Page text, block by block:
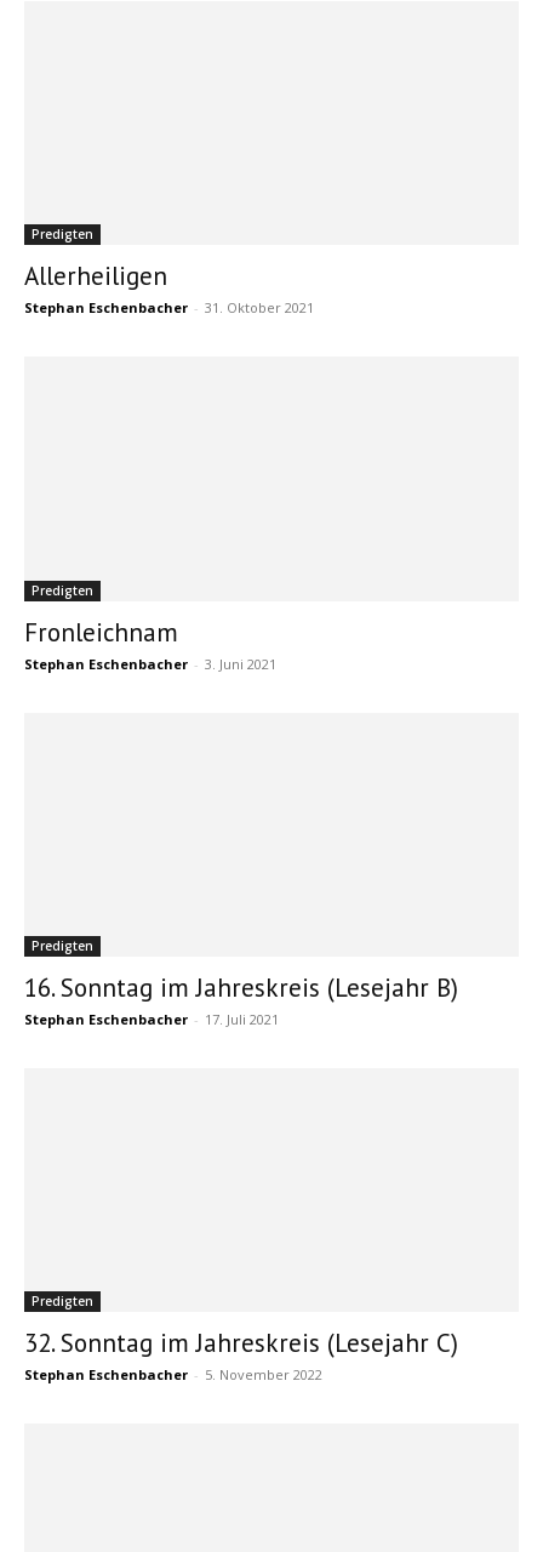
Predigten
Allerheiligen
Stephan Eschenbacher - 31. Oktober 2021
Predigten
Fronleichnam
Stephan Eschenbacher - 3. Juni 2021
Predigten
16. Sonntag im Jahreskreis (Lesejahr B)
Stephan Eschenbacher - 17. Juli 2021
Predigten
32. Sonntag im Jahreskreis (Lesejahr C)
Stephan Eschenbacher - 5. November 2022